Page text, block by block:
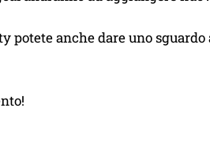
potete anche dare uno sguardo